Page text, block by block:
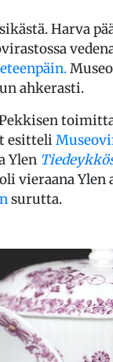
Harva
ahkerasti.
esitteli
Ylen
vieraana Ylen
surutta.